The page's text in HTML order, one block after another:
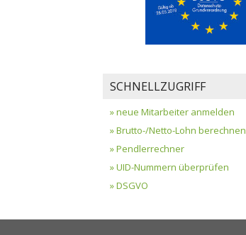
SCHNELLZUGRIFF
» neue Mitarbeiter anmelden
» Brutto-/Netto-Lohn berechnen
» Pendlerrechner
» UID-Nummern überprüfen
» DSGVO